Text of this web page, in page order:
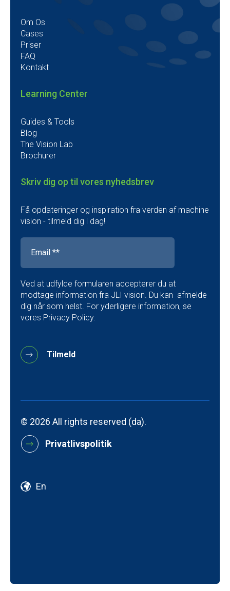
Om Os
Cases
Priser
FAQ
Kontakt
Learning Center
Guides & Tools
Blog
The Vision Lab
Brochurer
Skriv dig op til vores nyhedsbrev
Få opdateringer og inspiration fra verden af machine
vision - tilmeld dig i dag!
Ved at udfylde formularen accepterer du at
modtage information fra JLI vision. Du kan afmelde
dig når som helst. For yderligere information, se
vores Privacy Policy.
© 2026 All rights reserved (da).
Privatlivspolitik
En